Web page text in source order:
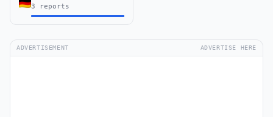
3 reports
ADVERTISEMENT ADVERTISE HERE